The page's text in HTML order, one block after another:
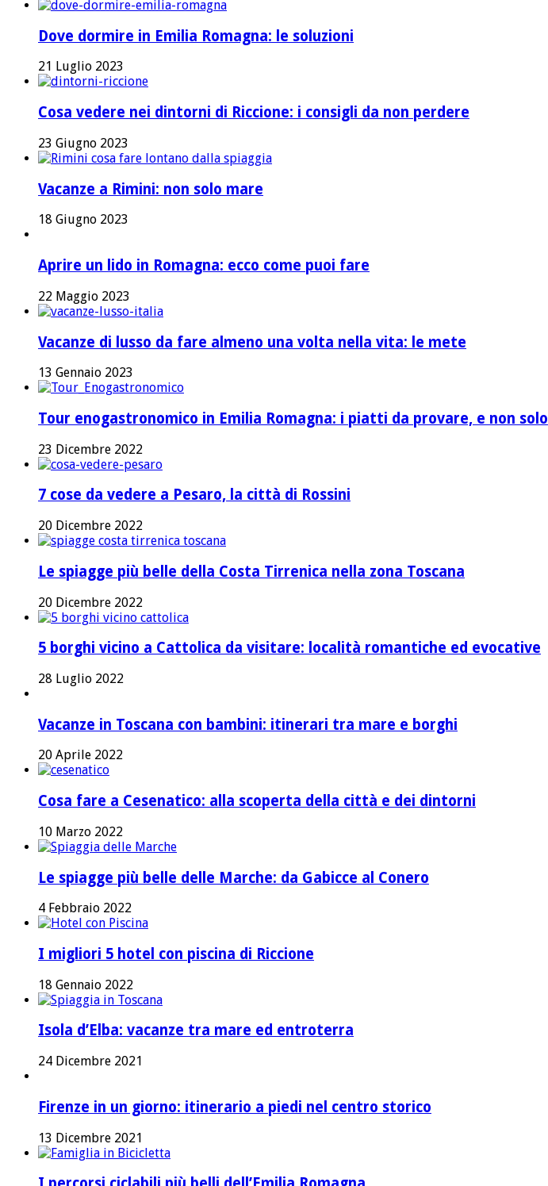
Dove dormire in Emilia Romagna: le soluzioni
21 Luglio 2023
Cosa vedere nei dintorni di Riccione: i consigli da non perdere
23 Giugno 2023
Vacanze a Rimini: non solo mare
18 Giugno 2023
Aprire un lido in Romagna: ecco come puoi fare
22 Maggio 2023
Vacanze di lusso da fare almeno una volta nella vita: le mete
13 Gennaio 2023
Tour enogastronomico in Emilia Romagna: i piatti da provare, e non solo
23 Dicembre 2022
7 cose da vedere a Pesaro, la città di Rossini
20 Dicembre 2022
Le spiagge più belle della Costa Tirrenica nella zona Toscana
20 Dicembre 2022
5 borghi vicino a Cattolica da visitare: località romantiche ed evocative
28 Luglio 2022
Vacanze in Toscana con bambini: itinerari tra mare e borghi
20 Aprile 2022
Cosa fare a Cesenatico: alla scoperta della città e dei dintorni
10 Marzo 2022
Le spiagge più belle delle Marche: da Gabicce al Conero
4 Febbraio 2022
I migliori 5 hotel con piscina di Riccione
18 Gennaio 2022
Isola d’Elba: vacanze tra mare ed entroterra
24 Dicembre 2021
Firenze in un giorno: itinerario a piedi nel centro storico
13 Dicembre 2021